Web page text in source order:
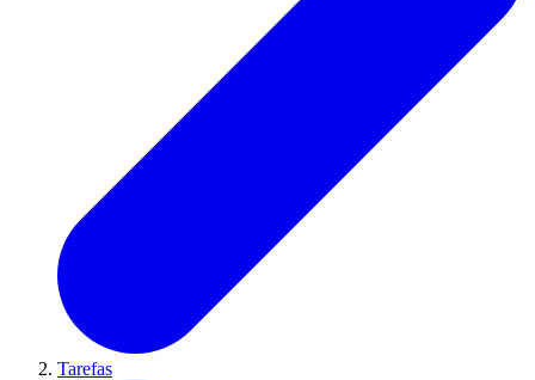
Tarefas